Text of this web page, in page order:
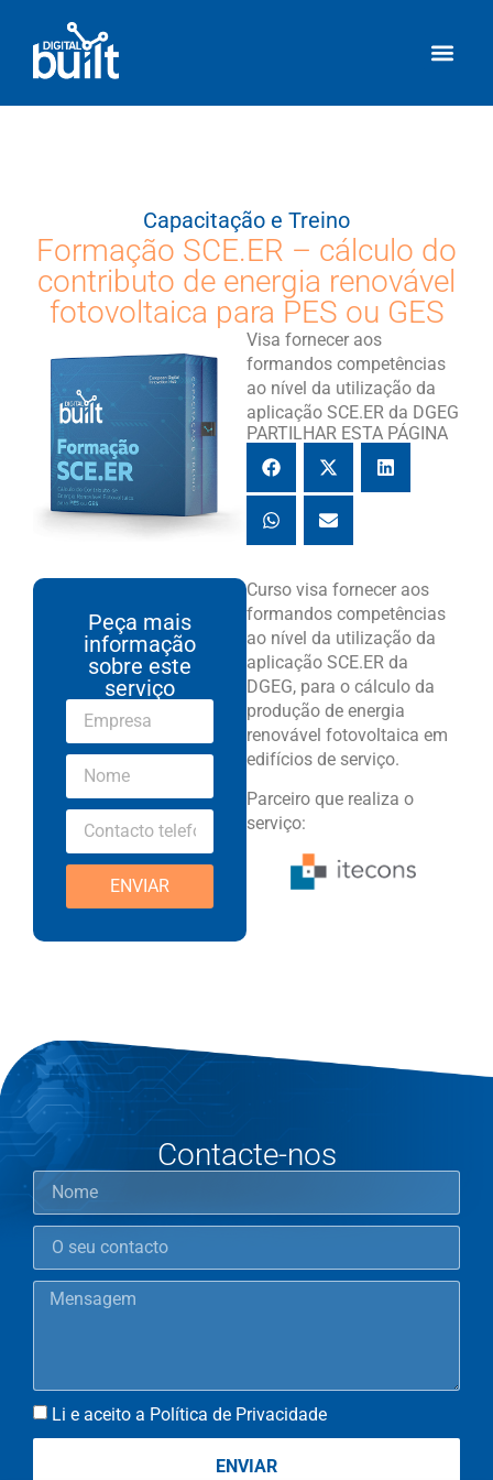
Capacitação e Treino
Formação SCE.ER – cálculo do
contributo de energia renovável
fotovoltaica para PES ou GES
Visa fornecer aos
formandos competências
ao nível da utilização da
aplicação SCE.ER da DGEG
PARTILHAR ESTA PÁGINA
Peça mais
informação
sobre este
serviço
ENVIAR
Curso visa fornecer aos
formandos competências
ao nível da utilização da
aplicação SCE.ER da
DGEG, para o cálculo da
produção de energia
renovável fotovoltaica em
edifícios de serviço.
Parceiro que realiza o
serviço:
Contacte-nos
Li e aceito a Política de Privacidade
ENVIAR